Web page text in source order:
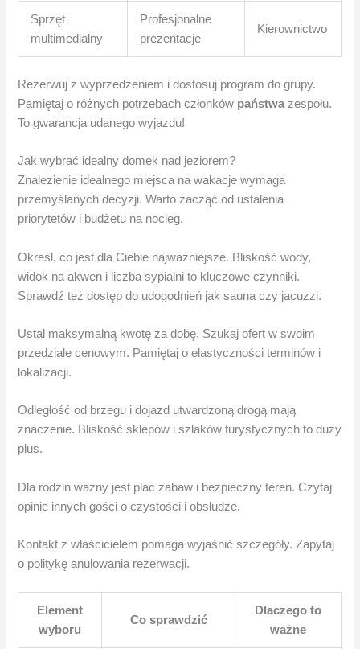
Sprzęt
multimedialny
Profesjonalne
prezentacje
Kierownictwo
Rezerwuj z wyprzedzeniem i dostosuj program do grupy.
Pamiętaj o różnych potrzebach członków państwa zespołu.
To gwarancja udanego wyjazdu!
Jak wybrać idealny domek nad jeziorem?
Znalezienie idealnego miejsca na wakacje wymaga
przemyślanych decyzji. Warto zacząć od ustalenia
priorytetów i budżetu na nocleg.
Określ, co jest dla Ciebie najważniejsze. Bliskość wody,
widok na akwen i liczba sypialni to kluczowe czynniki.
Sprawdź też dostęp do udogodnień jak sauna czy jacuzzi.
Ustal maksymalną kwotę za dobę. Szukaj ofert w swoim
przedziale cenowym. Pamiętaj o elastyczności terminów i
lokalizacji.
Odległość od brzegu i dojazd utwardzoną drogą mają
znaczenie. Bliskość sklepów i szlaków turystycznych to duży
plus.
Dla rodzin ważny jest plac zabaw i bezpieczny teren. Czytaj
opinie innych gości o czystości i obsłudze.
Kontakt z właścicielem pomaga wyjaśnić szczegóły. Zapytaj
o politykę anulowania rezerwacji.
Element
wyboru
Co sprawdzić
Dlaczego to
ważne